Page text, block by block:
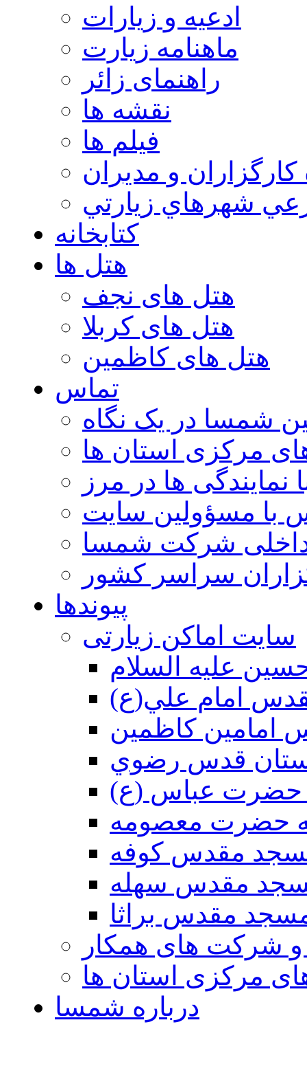
ادعیه و زیارات
ماهنامه زیارت
راهنمای زائر
نقشه ها
فیلم ها
كارگزاران و مديران
شهرهاي زيارتي
کتابخانه
هتل ها
هتل های نجف
هتل های کربلا
هتل های کاظمین
تماس
شمسا در یک نگاه
مرکزی استان ها
نمایندگی ها در مرز
با مسؤولین سایت
شرکت شمسا
سراسر کشور
پیوندها
سایت اماکن زیارتی
عليه السلام
امام علي(ع)
امامين كاظمين
قدس رضوي
حضرت عباس (ع)
حضرت معصومه
مقدس كوفه
مقدس سهله
مقدس براثا
و شرکت های همکار
مرکزی استان ها
درباره شمسا